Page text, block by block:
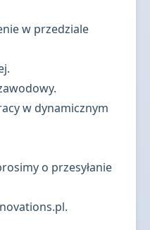
w przedziale
w dynamicznym
o przesyłanie
.